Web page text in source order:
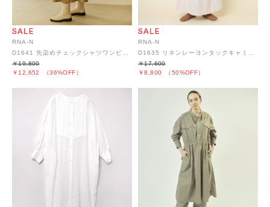
RNA-N
D1641 先染めチェックシャツワンピース
￥12,652 （36%OFF）
￥19,800
RNA-N
D1635 リネンレーヨンタックキャミワンピース
￥8,800 （50%OFF）
￥17,600